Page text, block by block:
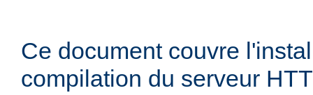
Ce document couvre
compilation du serveur